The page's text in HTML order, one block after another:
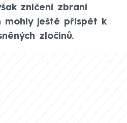
zničení zbraní
mohly ještě přispět k
zločinů.